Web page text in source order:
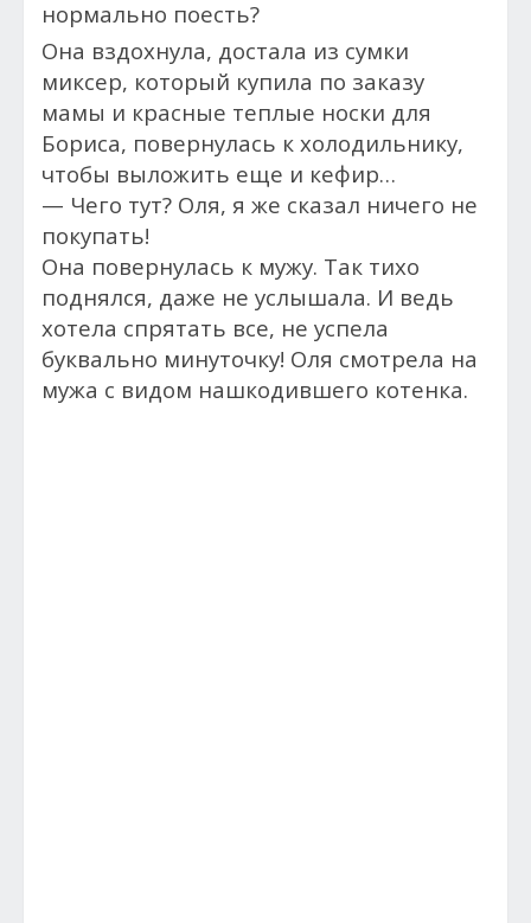
нормально поесть?
Она вздохнула, достала из сумки
миксер, который купила по заказу
мамы и красные теплые носки для
Бориса, повернулась к холодильнику,
чтобы выложить еще и кефир…
— Чего тут? Оля, я же сказал ничего не
покупать!
Она повернулась к мужу. Так тихо
поднялся, даже не услышала. И ведь
хотела спрятать все, не успела
буквально минуточку! Оля смотрела на
мужа с видом нашкодившего котенка.